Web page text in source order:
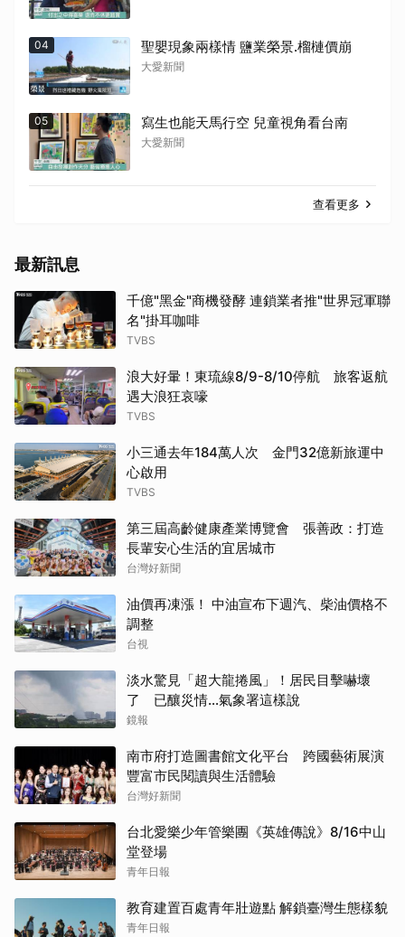
04 聖嬰現象兩樣情 鹽業榮景.榴槤價崩
大愛新聞
05 寫生也能天馬行空 兒童視角看台南
大愛新聞
查看更多
最新訊息
千億"黑金"商機發酵 連鎖業者推"世界冠軍聯
名"掛耳咖啡
TVBS
浪大好暈！東琉線8/9-8/10停航 旅客返航
遇大浪狂哀嚎
TVBS
小三通去年184萬人次 金門32億新旅運中
心啟用
TVBS
第三屆高齡健康產業博覽會 張善政：打造
長輩安心生活的宜居城市
台灣好新聞
油價再凍漲！ 中油宣布下週汽、柴油價格不
調整
台視
淡水驚見「超大龍捲風」！居民目擊嚇壞
了 已釀災情…氣象署這樣說
鏡報
南市府打造圖書館文化平台 跨國藝術展演
豐富市民閱讀與生活體驗
台灣好新聞
台北愛樂少年管樂團《英雄傳說》8/16中山
堂登場
青年日報
教育建置百處青年壯遊點 解鎖臺灣生態樣貌
青年日報